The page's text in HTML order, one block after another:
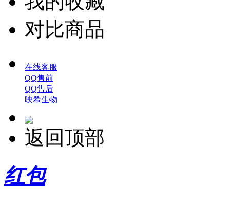
对比商品
在线客服
QQ售前
QQ售后
映希生物
返回顶部
红包